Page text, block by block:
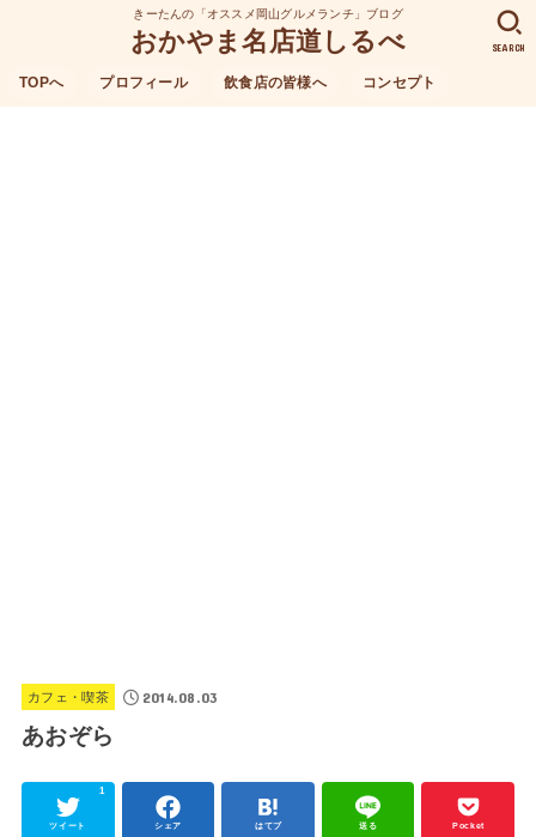
きーたんの「オススメ岡山グルメランチ」ブログ
おかやま名店道しるべ
TOPへ プロフィール 飲食店の皆様へ コンセプト
SEARCH
カフェ・喫茶 2014.08.03
あおぞら
ツイート
1
シェア はてブ 送る Pocket